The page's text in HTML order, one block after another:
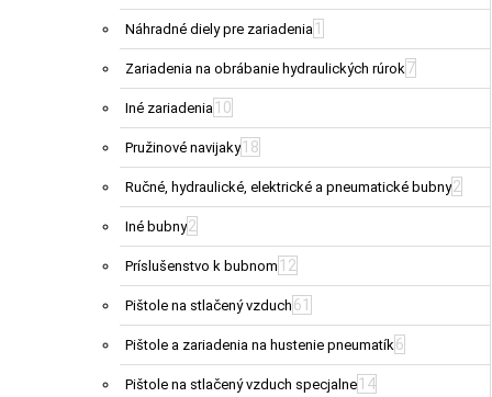
Náhradné diely pre zariadenia 1
Zariadenia na obrábanie hydraulických rúrok7
Iné zariadenia 10
Pružinové navijaky 18
Ručné, hydraulické, elektrické a pneumatické bubny2
Iné bubny2
Príslušenstvo k bubnom 12
Pištole na stlačený vzduch 61
Pištole a zariadenia na hustenie pneumatík6
Pištole na stlačený vzduch specjalne 14